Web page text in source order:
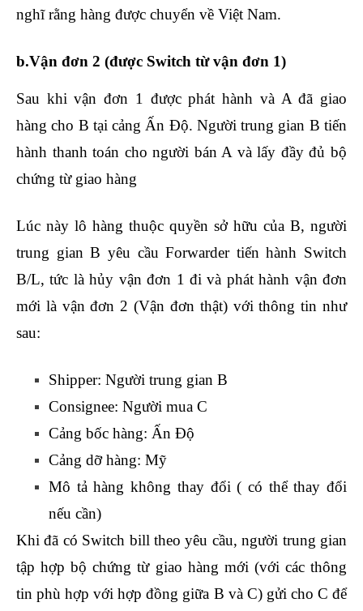
nghĩ rằng hàng được chuyển về Việt Nam.
b.Vận đơn 2 (được Switch từ vận đơn 1)
Sau khi vận đơn 1 được phát hành và A đã giao
hàng cho B tại cảng Ấn Độ. Người trung gian B tiến
hành thanh toán cho người bán A và lấy đầy đủ bộ
chứng từ giao hàng
Lúc này lô hàng thuộc quyền sở hữu của B, người
trung gian B yêu cầu Forwarder tiến hành Switch
B/L, tức là hủy vận đơn 1 đi và phát hành vận đơn
mới là vận đơn 2 (Vận đơn thật) với thông tin như
sau:
Shipper: Người trung gian B
Consignee: Người mua C
Cảng bốc hàng: Ấn Độ
Cảng dỡ hàng: Mỹ
Mô tả hàng không thay đổi ( có thể thay đổi
nếu cần)
Khi đã có Switch bill theo yêu cầu, người trung gian
tập hợp bộ chứng từ giao hàng mới (với các thông
tin phù hợp với hợp đồng giữa B và C) gửi cho C để